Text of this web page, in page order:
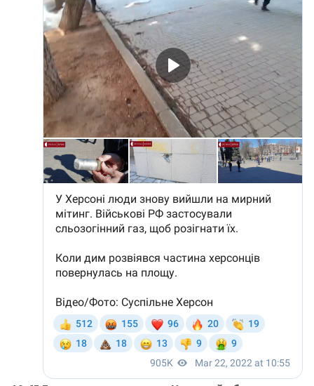
МОЯ НОВОСТЬ
Заголовок новости
+ Добавить
Фотография
+ Загрузить
изображение
Ссылка на медиа
+ Добавить ссылку на
медиа
Текст новости